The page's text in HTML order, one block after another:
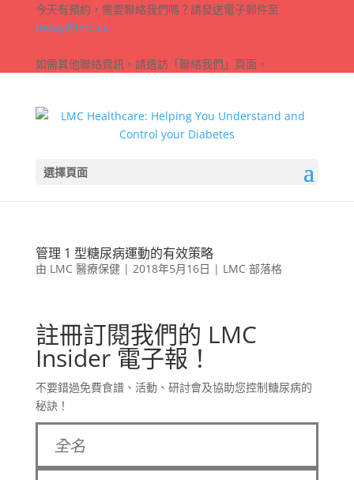
今天有預約，需要聯絡我們嗎？請發送電子郵件至
today@lmc.ca
如需其他聯絡資訊，請造訪「聯絡我們」頁面。
選擇頁面
管理 1 型糖尿病運動的有效策略
由 LMC 醫療保健| 2018年5月16日 | LMC 部落格
註冊訂閱我們的 LMC
Insider 電子報！
不要錯過免費食譜、活動、研討會及協助您控制糖尿病的
秘訣！